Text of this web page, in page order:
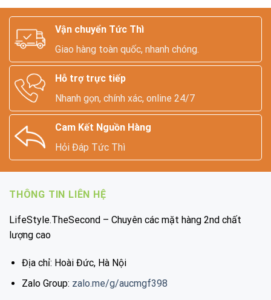
Vận chuyển Tức Thì
Giao hàng toàn quốc, nhanh chóng.
Hỗ trợ trực tiếp
Nhanh gọn, chính xác, online 24/7
Cam Kết Nguồn Hàng
Hỏi Đáp Tức Thì
THÔNG TIN LIÊN HỆ
LifeStyle.TheSecond – Chuyên các mặt hàng 2nd chất
lượng cao
Địa chỉ: Hoài Đức, Hà Nội
Zalo Group: zalo.me/g/aucmgf398